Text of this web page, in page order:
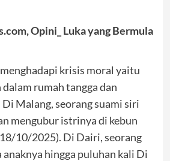
Opini_ Luka yang Bermula
krisis moral yaitu
rumah tangga dan
Di Malang, seorang suami siri
mengubur istrinya di kebun
10/2025). Di Dairi, seorang
anaknya hingga puluhan kali Di